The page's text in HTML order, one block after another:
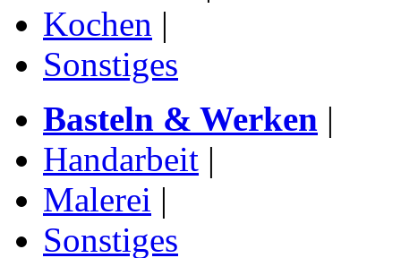
Kochen |
Sonstiges
Basteln & Werken |
Handarbeit |
Malerei |
Sonstiges